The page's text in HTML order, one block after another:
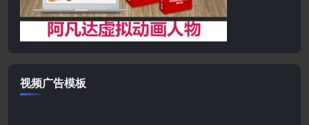
视频广告模板